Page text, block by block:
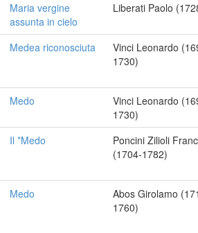
Maria vergine
assunta in cielo
Liberati Paolo
Medea riconosciuta
Vinci Leonardo
1730)
Medo
Vinci Leonardo
1730)
Il *Medo
Poncini Zilioli
(1704-1782)
Medo
Abos Girolamo
1760)